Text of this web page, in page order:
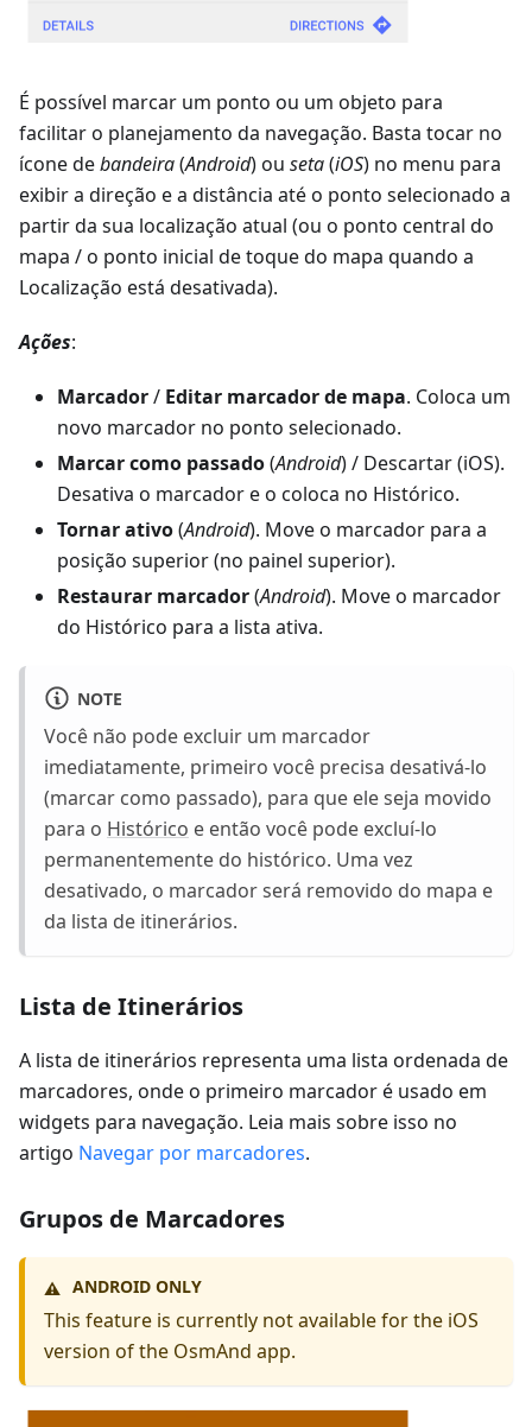
É possível marcar um ponto ou um objeto para
facilitar o planejamento da navegação. Basta tocar no
ícone debandeira(Android) ou seta(iOS) no menu para
exibir a direção e a distância até o ponto selecionado a
partir da sua localização atual (ou o ponto central do
mapa / o ponto inicial de toque do mapa quando a
Localização está desativada).
Ações:
Marcador/ Editar marcador de mapa. Coloca um
novo marcador no ponto selecionado.
Marcar como passado(Android) / Descartar (iOS).
Desativa o marcador e o coloca no Histórico.
Tornar ativo(Android). Move o marcador para a
posição superior (no painel superior).
Restaurar marcador(Android). Move o marcador
do Histórico para a lista ativa.
NOTE
Você não pode excluir um marcador
imediatamente, primeiro você precisa desativá-lo
(marcar como passado), para que ele seja movido
para o Histórico e então você pode excluí-lo
permanentemente do histórico. Uma vez
desativado, o marcador será removido do mapa e
da lista de itinerários.
Lista de Itinerários
A lista de itinerários representa uma lista ordenada de
marcadores, onde o primeiro marcador é usado em
widgets para navegação. Leia mais sobre isso no
artigo Navegar por marcadores.
Grupos de Marcadores
⚠️ ANDROID ONLY
This feature is currently not available for the iOS
version of the OsmAnd app.